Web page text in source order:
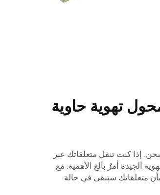
تهوية حاوية
إذا كنت تنقل متعلقاتك عبر
الجيدة أمرٌ بالغ الأهمية. مع
متعلقاتك ستبقى في حالة